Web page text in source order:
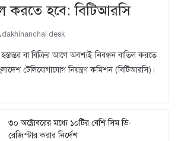
করতে হবে: বিটিআরসি
dakhinanchal desk
বা বিক্রির আগে অবশ্যই নিবন্ধন বাতিল করতে
টেলিযোগাযোগ নিয়ন্ত্রণ কমিশন (বিটিআরসি)।
৩০ অক্টোবরের মধ্যে ১০টির বেশি সিম ডি-
রেজিস্টার করার নির্দেশ